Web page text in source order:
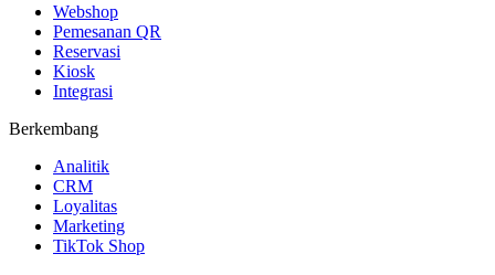
Webshop
Pemesanan QR
Reservasi
Kiosk
Integrasi
Berkembang
Analitik
CRM
Loyalitas
Marketing
TikTok Shop